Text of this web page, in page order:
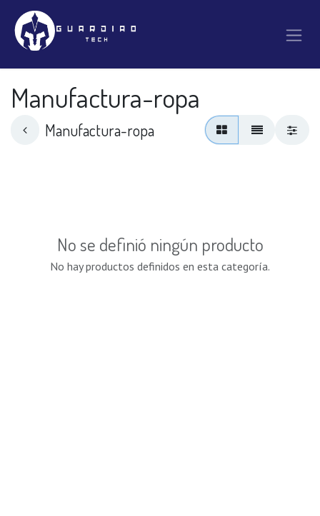
Ir al contenido
Manufactura-ropa
Manufactura-ropa
No se definió ningún producto
No hay productos definidos en esta categoría.